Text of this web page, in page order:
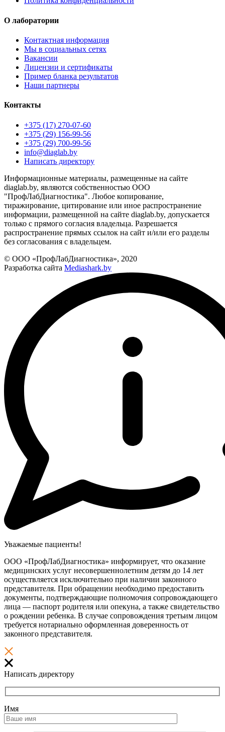
О лаборатории
Контактная информация
Мы в социальных сетях
Вакансии
Лицензии и сертификаты
Пример бланка результатов
Наши партнеры
Контакты
+375 (17) 270-07-60
+375 (29) 156-99-56
+375 (29) 700-99-56
info@diaglab.by
Написать директору
Информационные материалы, размещенные на сайте
diaglab.by, являются собственностью ООО
"ПрофЛабДиагностика". Любое копирование,
тиражирование, цитирование или иное распространение
информации, размещенной на сайте diaglab.by, допускается
только с прямого согласия владельца. Разрешается
распространение прямых ссылок на сайт и/или его разделы
без согласования с владельцем.
© ООО «ПрофЛабДиагностика», 2020
Разработка сайта Mediashark.by
Уважаемые пациенты!
ООО «ПрофЛабДиагностика» информирует, что оказание
медицинских услуг несовершеннолетним детям до 14 лет
осуществляется исключительно при наличии законного
представителя. При обращении необходимо предоставить
документы, подтверждающие полномочия сопровождающего
лица — паспорт родителя или опекуна, а также свидетельство
о рождении ребенка. В случае сопровождения третьим лицом
требуется нотариально оформленная доверенность от
законного представителя.
Написать директору
Имя